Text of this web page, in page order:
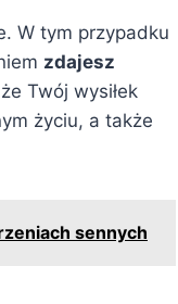
W tym przypadku
zdajesz
Twój wysiłek
życiu, a także
sennych